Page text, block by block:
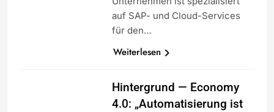
auf SAP- und Cloud-Services
für den…
Weiterlesen
Hintergrund — Economy
4.0: „Automatisierung ist